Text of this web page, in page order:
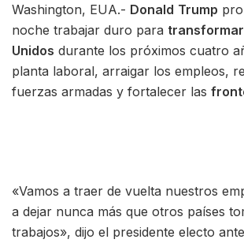
Washington, EUA.- Donald Trump
noche trabajar duro para transformar
Unidos durante los próximos cuatro
planta laboral, arraigar los empleos,
fuerzas armadas y fortalecer las
«Vamos a traer de vuelta nuestros
a dejar nunca más que otros países
trabajos», dijo el presidente electo